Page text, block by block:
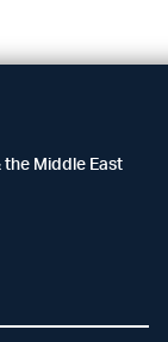
Middle East